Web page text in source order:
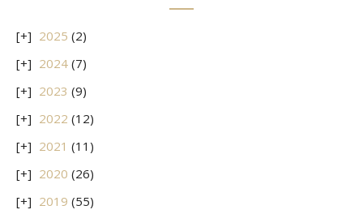
2025 (2)
2024 (7)
2023 (9)
2022 (12)
2021 (11)
2020 (26)
2019 (55)